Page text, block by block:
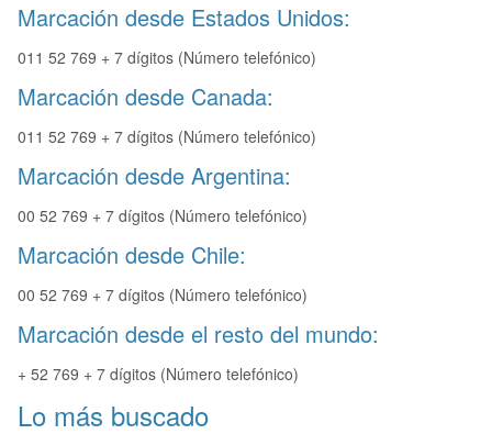
Marcación desde Estados Unidos:
011 52 769 + 7 dígitos (Número telefónico)
Marcación desde Canada:
011 52 769 + 7 dígitos (Número telefónico)
Marcación desde Argentina:
00 52 769 + 7 dígitos (Número telefónico)
Marcación desde Chile:
00 52 769 + 7 dígitos (Número telefónico)
Marcación desde el resto del mundo:
+ 52 769 + 7 dígitos (Número telefónico)
Lo más buscado